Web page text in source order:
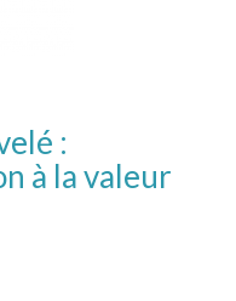
:
à la valeur